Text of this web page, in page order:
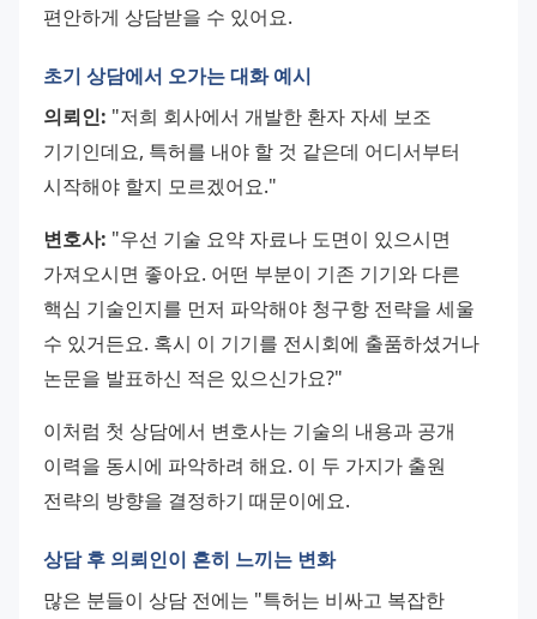
편안하게 상담받을 수 있어요.
초기 상담에서 오가는 대화 예시
의뢰인: "저희 회사에서 개발한 환자 자세 보조
기기인데요, 특허를 내야 할 것 같은데 어디서부터
시작해야 할지 모르겠어요."
변호사: "우선 기술 요약 자료나 도면이 있으시면
가져오시면 좋아요. 어떤 부분이 기존 기기와 다른
핵심 기술인지를 먼저 파악해야 청구항 전략을 세울
수 있거든요. 혹시 이 기기를 전시회에 출품하셨거나
논문을 발표하신 적은 있으신가요?"
이처럼 첫 상담에서 변호사는 기술의 내용과 공개
이력을 동시에 파악하려 해요. 이 두 가지가 출원
전략의 방향을 결정하기 때문이에요.
상담 후 의뢰인이 흔히 느끼는 변화
많은 분들이 상담 전에는 "특허는 비싸고 복잡한